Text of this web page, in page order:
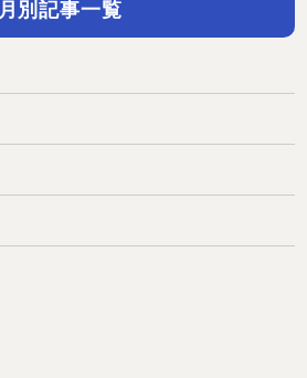
月別記事一覧